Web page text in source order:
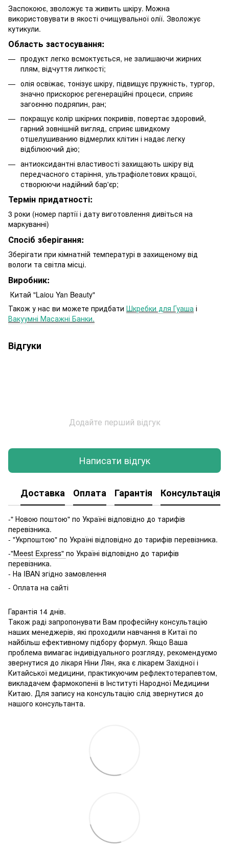
Заспокоює, зволожує та живить шкіру. Можна
використовувати в якості очищувальної олії. Зволожує
кутикули.
Область застосування:
продукт легко всмоктується, не залишаючи жирних
плям, відчуття липкості;
олія освіжає, тонізує шкіру, підвищує пружність, тургор,
значно прискорює регенераційні процеси, сприяє
загоєнню подряпин, ран;
покращує колір шкірних покривів, повертає здоровий,
гарний зовнішній вигляд, сприяє швидкому
отшелушиванию відмерлих клітин і надає легку
відбілюючий дію;
антиоксидантні властивості захищають шкіру від
передчасного старіння, ультрафіолетових кращої,
створюючи надійний бар'єр;
Термін придатності:
3 роки (номер партії і дату виготовлення дивіться на
маркуванні)
Спосіб зберігання:
Зберігати при кімнатній температурі в захищеному від
вологи та світла місці.
Виробник:
Китай "Laiou Yan Beauty"
Також у нас ви можете придбати Шкребки для Гуаша і
Вакуумні Масажні Банки.
Відгуки
Додайте перший відгук
Написати відгук
Доставка Оплата Гарантія Консультація
-" Новою поштою" по Україні відповідно до тарифів
перевізника.
- "Укрпоштою" по Україні відповідно до тарифів перевізника.
-"Meest Express" по Україні відповідно до тарифів
перевізника.
- На IBAN згідно замовлення
- Оплата на сайті
Гарантія 14 днів.
Також раді запропонувати Вам професійну консультацію
наших менеджерів, які проходили навчання в Китаї по
найбільш ефективному підбору формул. Якщо Ваша
проблема вимагає індивідуального розгляду, рекомендуємо
звернутися до лікаря Ніни Лян, яка є лікарем Західної і
Китайської медицини, практикуючим рефлектотерапевтом,
викладачем фармокопеніі в Інституті Народної Медицини
Китаю. Для запису на консультацію слід звернутися до
нашого консультанта.